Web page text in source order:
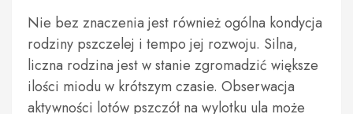
Nie bez znaczenia jest również ogólna kondycja
rodziny pszczelej i tempo jej rozwoju. Silna,
liczna rodzina jest w stanie zgromadzić większe
ilości miodu w krótszym czasie. Obserwacja
aktywności lotów pszczół na wylotku ula może